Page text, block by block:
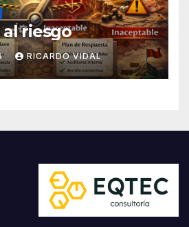
riesgo
RICARDO VIDAL